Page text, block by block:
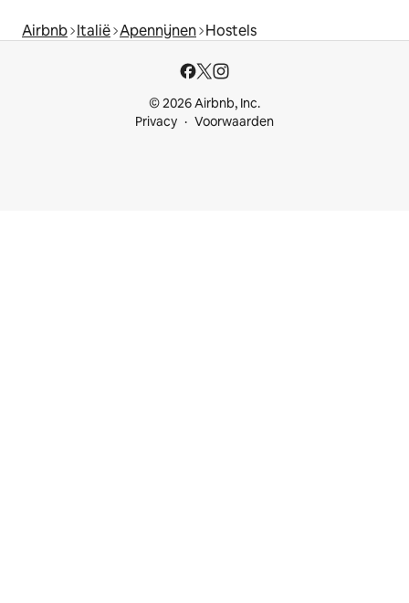
Airbnb Italië Apennijnen Hostels
© 2026 Airbnb, Inc.
Privacy
Voorwaarden